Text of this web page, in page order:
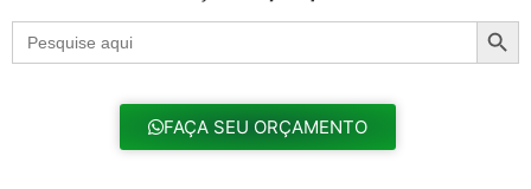
Search
for:
FAÇA SEU ORÇAMENTO